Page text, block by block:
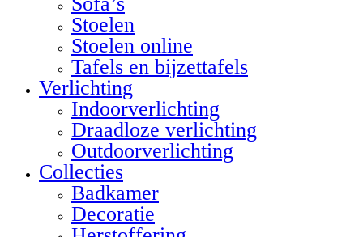
Stoelen
Stoelen online
Tafels en bijzettafels
Verlichting
Indoorverlichting
Draadloze verlichting
Outdoorverlichting
Collecties
Badkamer
Decoratie